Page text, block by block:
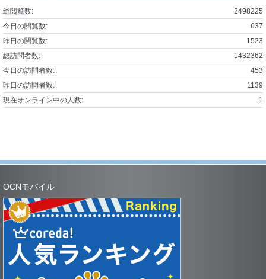
2498225
総閲覧数:
637
今日の閲覧数:
1523
昨日の閲覧数:
1432362
総訪問者数:
453
今日の訪問者数:
1139
昨日の訪問者数:
1
現在オンライン中の人数:
OCNモバイル